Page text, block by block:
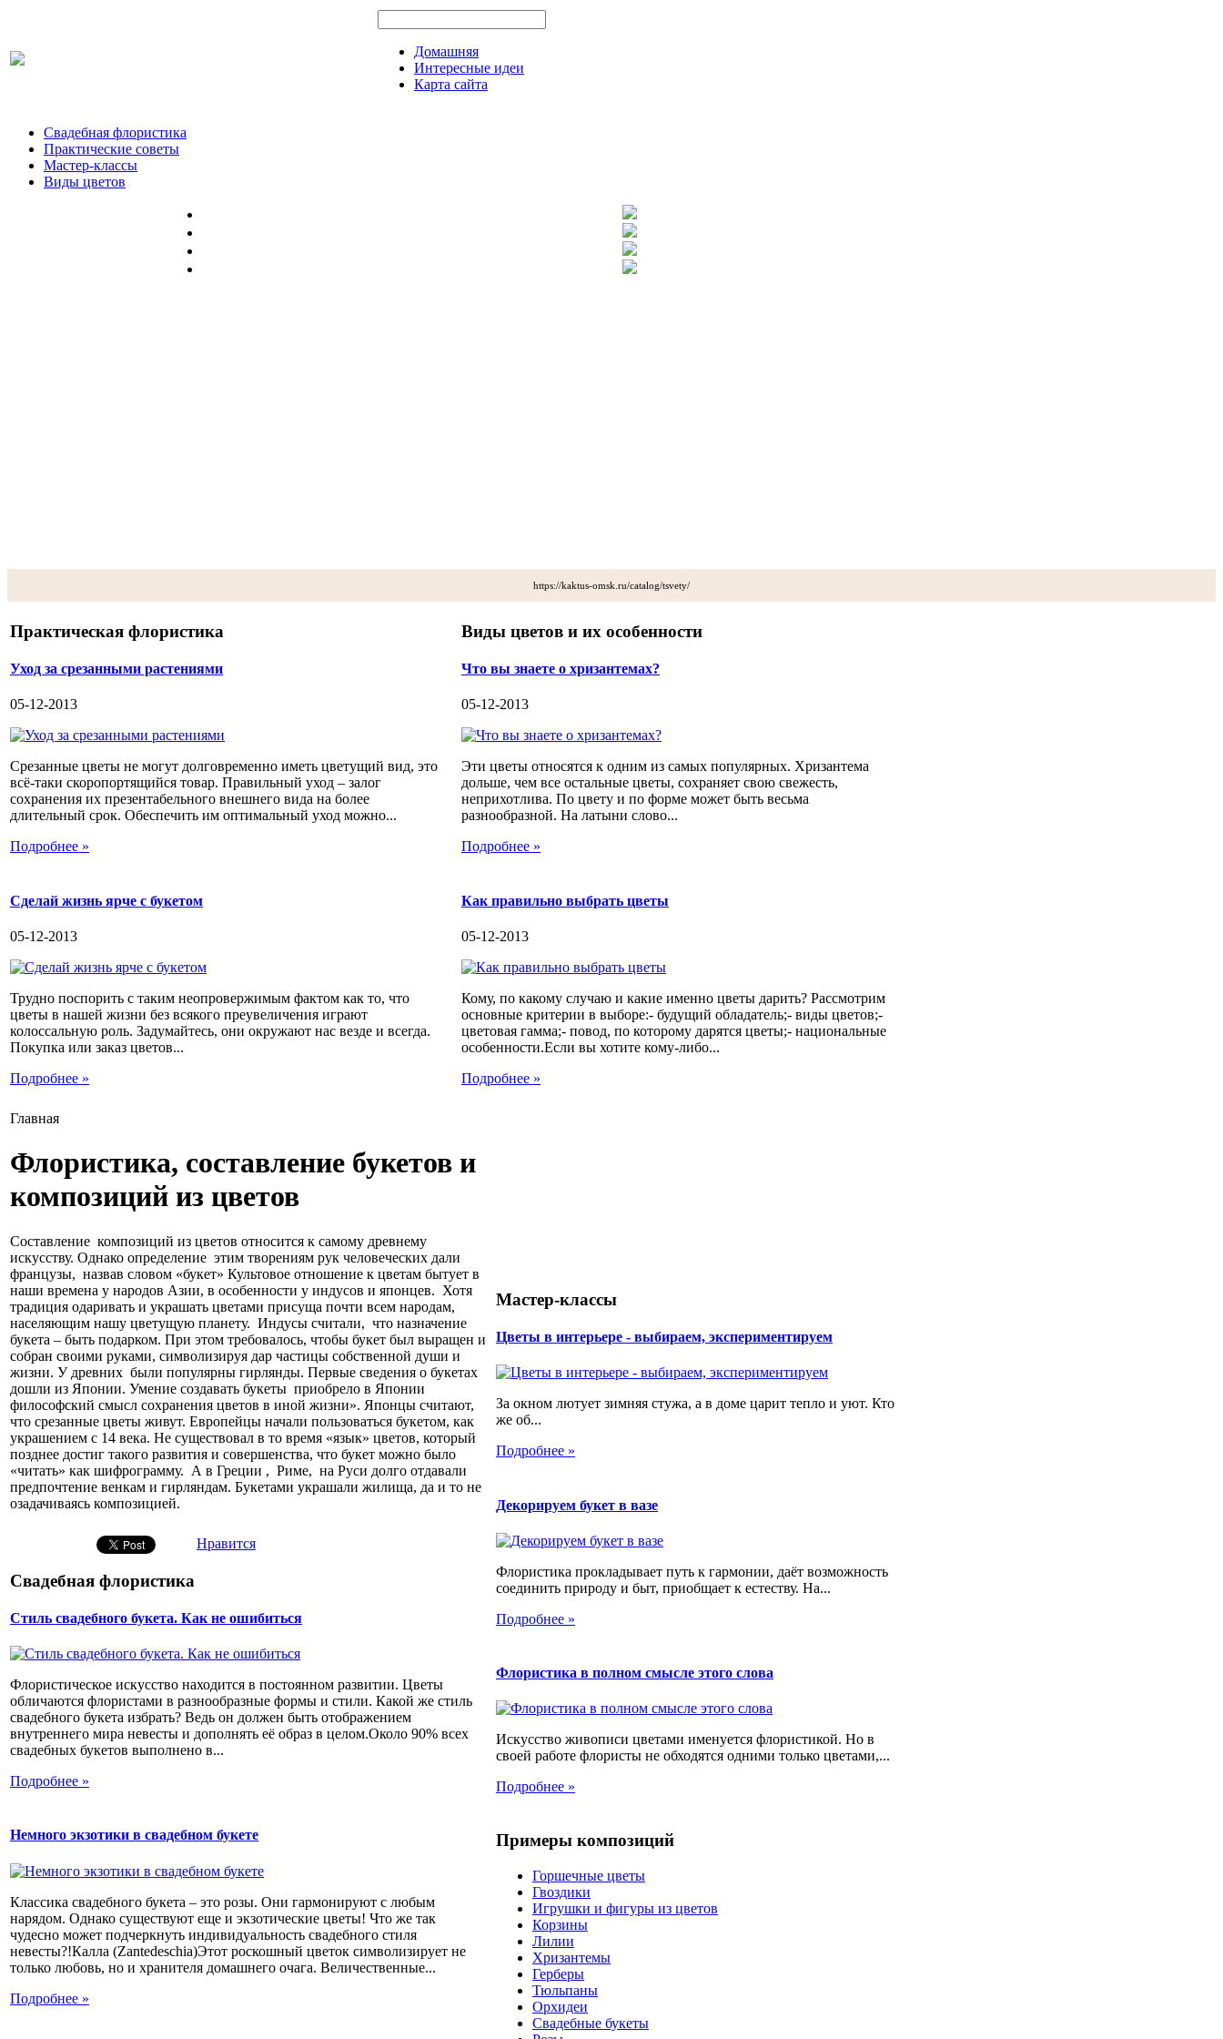
Домашняя
Интересные идеи
Карта сайта
Свадебная флористика
Практические советы
Мастер-классы
Виды цветов
https://kaktus-omsk.ru/catalog/tsvety/
Практическая флористика
Уход за срезанными растениями
05-12-2013
Срезанные цветы не могут долговременно иметь цветущий вид, это
всё-таки скоропортящийся товар. Правильный уход – залог
сохранения их презентабельного внешнего вида на более
длительный срок. Обеспечить им оптимальный уход можно...
Подробнее »
Сделай жизнь ярче с букетом
05-12-2013
Трудно поспорить с таким неопровержимым фактом как то, что
цветы в нашей жизни без всякого преувеличения играют
колоссальную роль. Задумайтесь, они окружают нас везде и всегда.
Покупка или заказ цветов...
Подробнее »
Виды цветов и их особенности
Что вы знаете о хризантемах?
05-12-2013
Эти цветы относятся к одним из самых популярных. Хризантема
дольше, чем все остальные цветы, сохраняет свою свежесть,
неприхотлива. По цвету и по форме может быть весьма
разнообразной. На латыни слово...
Подробнее »
Как правильно выбрать цветы
05-12-2013
Кому, по какому случаю и какие именно цветы дарить? Рассмотрим
основные критерии в выборе:- будущий обладатель;- виды цветов;-
цветовая гамма;- повод, по которому дарятся цветы;- национальные
особенности.Если вы хотите кому-либо...
Подробнее »
Главная
Флористика, составление букетов и
композиций из цветов
Составление композиций из цветов относится к самому древнему
искусству. Однако определение этим творениям рук человеческих дали
французы, назвав словом «букет» Культовое отношение к цветам бытует в
наши времена у народов Азии, в особенности у индусов и японцев. Хотя
традиция одаривать и украшать цветами присуща почти всем народам,
населяющим нашу цветущую планету. Индусы считали, что назначение
букета – быть подарком. При этом требовалось, чтобы букет был выращен и
собран своими руками, символизируя дар частицы собственной души и
жизни. У древних были популярны гирлянды. Первые сведения о букетах
дошли из Японии. Умение создавать букеты приобрело в Японии
философский смысл сохранения цветов в иной жизни». Японцы считают,
что срезанные цветы живут. Европейцы начали пользоваться букетом, как
украшением с 14 века. Не существовал в то время «язык» цветов, который
позднее достиг такого развития и совершенства, что букет можно было
«читать» как шифрограмму. А в Греции , Риме, на Руси долго отдавали
предпочтение венкам и гирляндам. Букетами украшали жилища, да и то не
озадачиваясь композицией.
Нравится
Свадебная флористика
Стиль свадебного букета. Как не ошибиться
Флористическое искусство находится в постоянном развитии. Цветы
обличаются флористами в разнообразные формы и стили. Какой же стиль
свадебного букета избрать? Ведь он должен быть отображением
внутреннего мира невесты и дополнять её образ в целом.Около 90% всех
свадебных букетов выполнено в...
Подробнее »
Немного экзотики в свадебном букете
Классика свадебного букета – это розы. Они гармонируют с любым
нарядом. Однако существуют еще и экзотические цветы! Что же так
чудесно может подчеркнуть индивидуальность свадебного стиля
невесты?!Калла (Zantedeschia)Этот роскошный цветок символизирует не
только любовь, но и хранителя домашнего очага. Величественные...
Подробнее »
Мастер-классы
Цветы в интерьере - выбираем, экспериментируем
За окном лютует зимняя стужа, а в доме царит тепло и уют. Кто
же об...
Подробнее »
Декорируем букет в вазе
Флористика прокладывает путь к гармонии, даёт возможность
соединить природу и быт, приобщает к естеству. На...
Подробнее »
Флористика в полном смысле этого слова
Искусство живописи цветами именуется флористикой. Но в
своей работе флористы не обходятся одними только цветами,...
Подробнее »
Примеры композиций
Горшечные цветы
Гвоздики
Игрушки и фигуры из цветов
Корзины
Лилии
Хризантемы
Герберы
Тюльпаны
Орхидеи
Свадебные букеты